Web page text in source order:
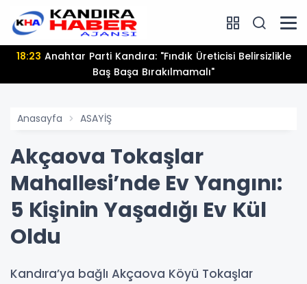
18:23
Baş Başa Bırakılmamalı"
Anasayfa ASAYİŞ
Akçaova Tokaşlar
Mahallesi’nde Ev Yangını:
5 Kişinin Yaşadığı Ev Kül
Oldu
Kandıra’ya bağlı Akçaova Köyü Tokaşlar